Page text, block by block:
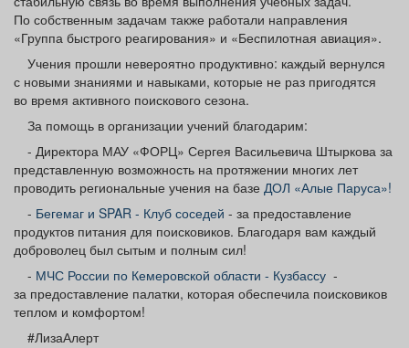
По собственным задачам также работали направления
«Группа быстрого реагирования» и «Беспилотная авиация».
Учения прошли невероятно продуктивно: каждый вернулся
с новыми знаниями и навыками, которые не раз пригодятся
во время активного поискового сезона.
За помощь в организации учений благодарим:
- Директора МАУ «ФОРЦ» Сергея Васильевича Штыркова за
представленную возможность на протяжении многих лет
проводить региональные учения на базе ДОЛ «Алые Паруса»!
- Бегемаг и SPAR - Клуб соседей - за предоставление
продуктов питания для поисковиков. Благодаря вам каждый
доброволец был сытым и полным сил!
- МЧС России по Кемеровской области - Кузбассу -
за предоставление палатки, которая обеспечила поисковиков
теплом и комфортом!
#ЛизаАлерт